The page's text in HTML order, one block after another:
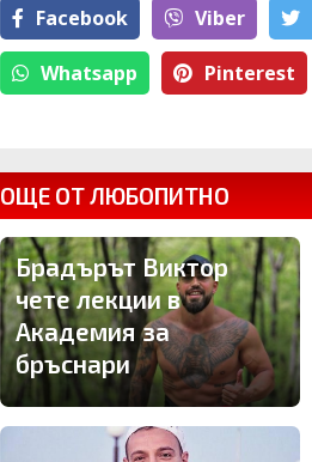
Facebook Viber
Whatsapp Pinterest
ОЩЕ ОТ ЛЮБОПИТНО
Брадърът Виктор
чете лекции в
Академия за
бръснари